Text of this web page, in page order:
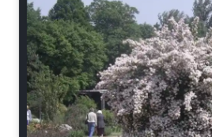
Schnitt-Anleitungen